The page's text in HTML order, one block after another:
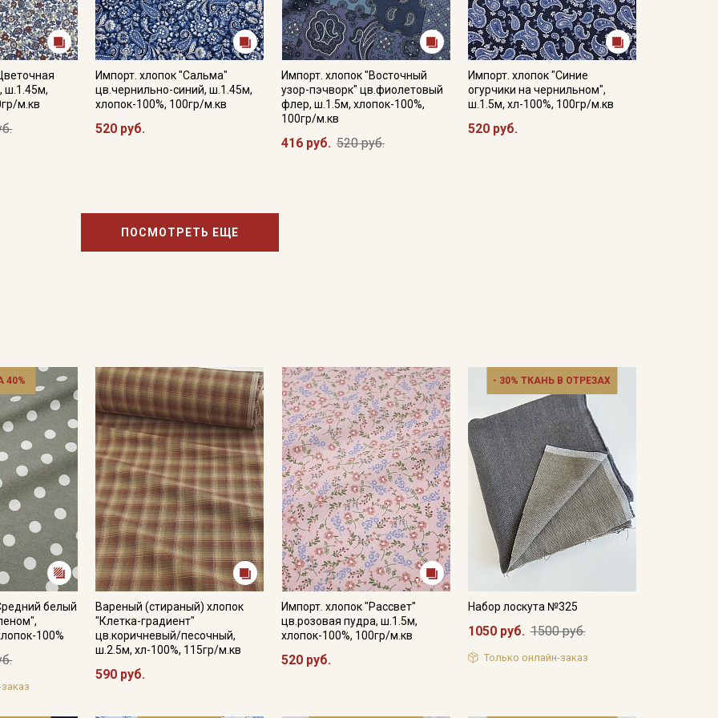
ш.1.45м,
м.кв
Импорт. хлопок "Сальма"
цв.чернильно-синий, ш.1.45м,
хлопок-100%, 100гр/м.кв
520 руб.
Импорт. хлопок "Восточный
узор-пэчворк" цв.фиолетовый
флер, ш.1.5м, хлопок-100%,
100гр/м.кв
416 руб. 520 руб.
Импорт. хлопок "Синие
огурчики на чернильном",
ш.1.5м, хл-100%, 100гр/м.кв
520 руб.
ПОСМОТРЕТЬ ЕЩЕ
40%
белый
100%
Вареный (стираный) хлопок
"Клетка-градиент"
цв.коричневый/песочный,
ш.2.5м, хл-100%, 115гр/м.кв
590 руб.
Импорт. хлопок "Рассвет"
цв.розовая пудра, ш.1.5м,
хлопок-100%, 100гр/м.кв
520 руб.
- 30% ТКАНЬ В ОТРЕЗАХ
Набор лоскута №325
1050 руб. 1500 руб.
Только онлайн-заказ